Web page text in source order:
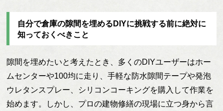
自分で倉庫の隙間を埋めるDIYに挑戦する前に絶対に
知っておくべきこと
隙間を埋めたいと考えたとき、多くのDIYユーザーはホー
ムセンターや100均に走り、手軽な防水隙間テープや発泡
ウレタンスプレー、シリコンコーキングを購入して作業を
始めます。しかし、プロの建物修繕の現場に立つ身から言